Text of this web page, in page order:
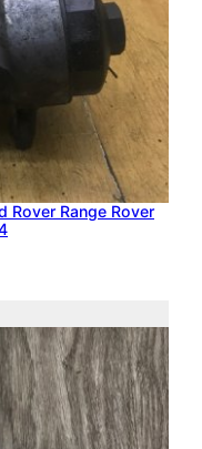
Rover Range Rover